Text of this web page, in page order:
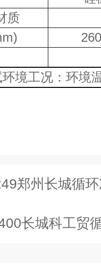
质
境工况：环境
郑州长城循
长城科工贸